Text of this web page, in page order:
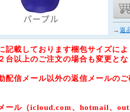
→ 返
記載しております梱包サイズに
台以上のご注文の場合も変更と
配信メール以外の返信メールの
ール（icloud.com、hotmail、